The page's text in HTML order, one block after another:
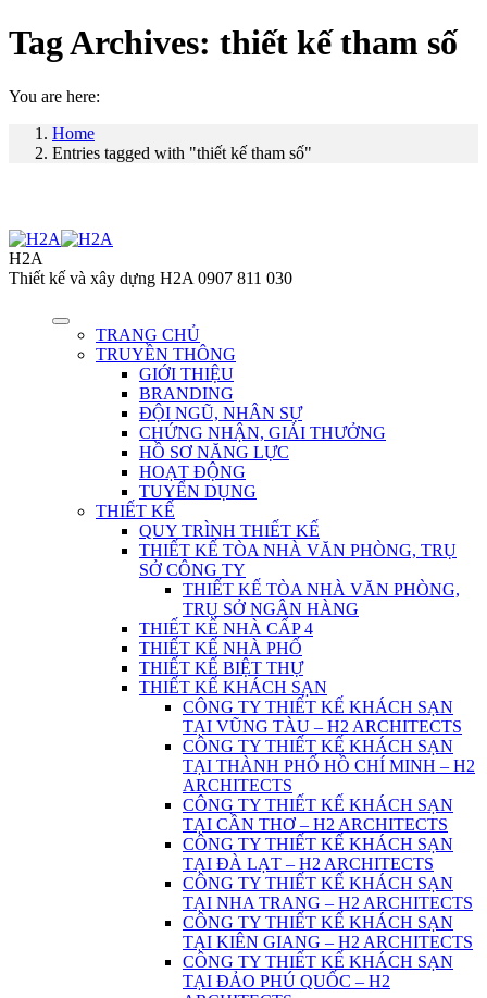
Tag Archives: thiết kế tham số
You are here:
Home
Entries tagged with "thiết kế tham số"
H2A
Thiết kế và xây dựng H2A 0907 811 030
TRANG CHỦ
TRUYỀN THÔNG
GIỚI THIỆU
BRANDING
ĐỘI NGŨ, NHÂN SỰ
CHỨNG NHẬN, GIẢI THƯỞNG
HỒ SƠ NĂNG LỰC
HOẠT ĐỘNG
TUYỂN DỤNG
THIẾT KẾ
QUY TRÌNH THIẾT KẾ
THIẾT KẾ TÒA NHÀ VĂN PHÒNG, TRỤ
SỞ CÔNG TY
THIẾT KẾ TÒA NHÀ VĂN PHÒNG,
TRỤ SỞ NGÂN HÀNG
THIẾT KẾ NHÀ CẤP 4
THIẾT KẾ NHÀ PHỐ
THIẾT KẾ BIỆT THỰ
THIẾT KẾ KHÁCH SẠN
CÔNG TY THIẾT KẾ KHÁCH SẠN
TẠI VŨNG TÀU – H2 ARCHITECTS
CÔNG TY THIẾT KẾ KHÁCH SẠN
TẠI THÀNH PHỐ HỒ CHÍ MINH – H2
ARCHITECTS
CÔNG TY THIẾT KẾ KHÁCH SẠN
TẠI CẦN THƠ – H2 ARCHITECTS
CÔNG TY THIẾT KẾ KHÁCH SẠN
TẠI ĐÀ LẠT – H2 ARCHITECTS
CÔNG TY THIẾT KẾ KHÁCH SẠN
TẠI NHA TRANG – H2 ARCHITECTS
CÔNG TY THIẾT KẾ KHÁCH SẠN
TẠI KIÊN GIANG – H2 ARCHITECTS
CÔNG TY THIẾT KẾ KHÁCH SẠN
TẠI ĐẢO PHÚ QUỐC – H2